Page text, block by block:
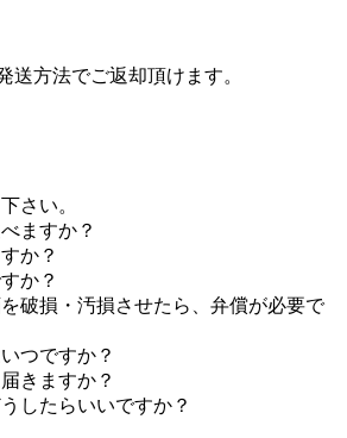
送方法でご返却頂けます。
さい。
ますか？
か？
か？
破損・汚損させたら、弁償が必要で
つですか？
きますか？
したらいいですか？